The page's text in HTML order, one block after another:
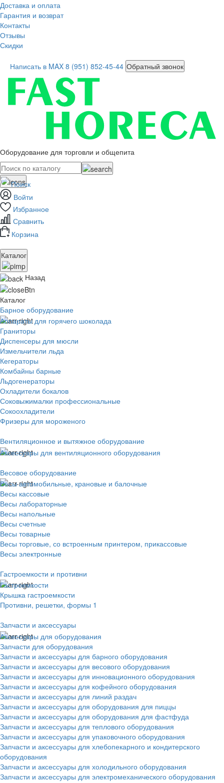
Доставка и оплата
Гарантия и возврат
Контакты
Отзывы
Скидки
Написать в MAX 8 (951) 852-45-44 Обратный звонок
Оборудование для торговли и общепита
Поиск
Войти
Избранное
Сравнить
Корзина
Каталог
Назад
Каталог
Барное оборудование
Аппараты для горячего шоколада
Граниторы
Диспенсеры для мюсли
Измельчители льда
Кегераторы
Комбайны барные
Льдогенераторы
Охладители бокалов
Соковыжималки профессиональные
Сокоохладители
Фризеры для мороженого
Вентиляционное и вытяжное оборудование
Аксессуары для вентиляционного оборудования
Весовое оборудование
Весы автомобильные, крановые и балочные
Весы кассовые
Весы лабораторные
Весы напольные
Весы счетные
Весы товарные
Весы торговые, со встроенным принтером, прикассовые
Весы электронные
Гастроемкости и противни
Гастроемкости
Крышка гастроемкости
Противни, решетки, формы 1
Запчасти и аксессуары
Аксессуары для оборудования
Запчасти для оборудования
Запчасти и аксессуары для барного оборудования
Запчасти и аксессуары для весового оборудования
Запчасти и аксессуары для инновационного оборудования
Запчасти и аксессуары для кофейного оборудования
Запчасти и аксессуары для линий раздач
Запчасти и аксессуары для оборудования для пиццы
Запчасти и аксессуары для оборудования для фастфуда
Запчасти и аксессуары для теплового оборудования
Запчасти и аксессуары для упаковочного оборудования
Запчасти и аксессуары для хлебопекарного и кондитерского
оборудования
Запчасти и аксессуары для холодильного оборудования
Запчасти и аксессуары для электромеханического оборудования